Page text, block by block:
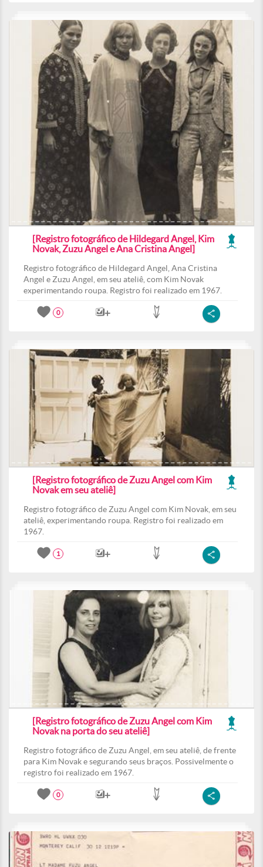
[Registro fotográfico de Hildegard Angel, Kim
Novak, Zuzu Angel e Ana Cristina Angel]
Registro fotográfico de Hildegard Angel, Ana Cristina
Angel e Zuzu Angel, em seu ateliê, com Kim Novak
experimentando roupa. Registro foi realizado em 1967.
0
[Registro fotográfico de Zuzu Angel com Kim
Novak em seu ateliê]
Registro fotográfico de Zuzu Angel com Kim Novak, em seu
ateliê, experimentando roupa. Registro foi realizado em
1967.
1
[Registro fotográfico de Zuzu Angel com Kim
Novak na porta do seu ateliê]
Registro fotográfico de Zuzu Angel, em seu ateliê, de frente
para Kim Novak e segurando seus braços. Possivelmente o
registro foi realizado em 1967.
0